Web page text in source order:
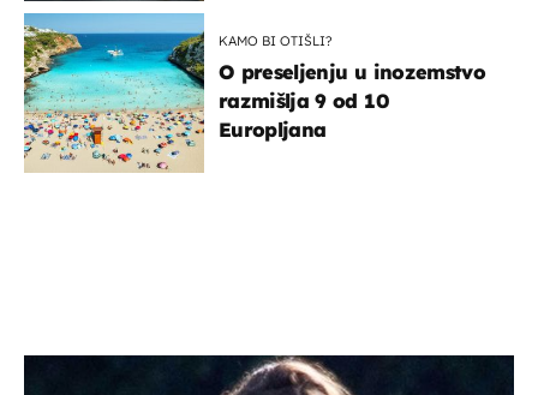
KAMO BI OTIŠLI?
O preseljenju u inozemstvo
razmišlja 9 od 10
Europljana